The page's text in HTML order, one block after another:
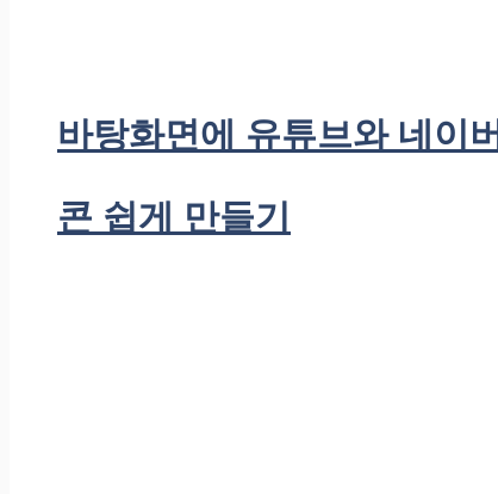
바탕화면에 유튜브와 네이
콘 쉽게 만들기